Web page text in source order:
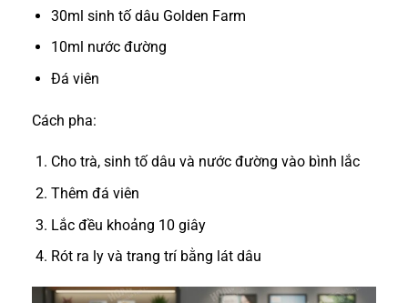
30ml sinh tố dâu Golden Farm
10ml nước đường
Đá viên
Cách pha:
Cho trà, sinh tố dâu và nước đường vào bình lắc
Thêm đá viên
Lắc đều khoảng 10 giây
Rót ra ly và trang trí bằng lát dâu